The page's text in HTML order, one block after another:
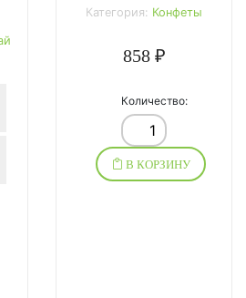
Категория: Конфеты
858 ₽
Количество:
В КОРЗИНУ